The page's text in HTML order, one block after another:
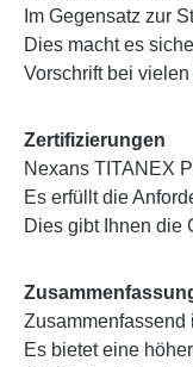
Im Gegensatz zur
Dies macht es
Vorschrift bei
Zertifizierungen
Nexans TITANEX
Es erfüllt die
Dies gibt Ihnen die
Zusammenfassend
Es bietet eine